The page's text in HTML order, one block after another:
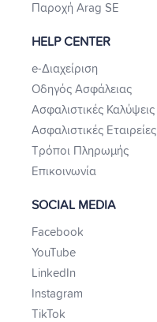
Παροχή Arag SE
HELP CENTER
e-Διαχείριση
Οδηγός Ασφάλειας
Ασφαλιστικές Καλύψεις
Ασφαλιστικές Εταιρείες
Τρόποι Πληρωμής
Επικοινωνία
SOCIAL MEDIA
Facebook
YouTube
LinkedIn
Instagram
TikTok